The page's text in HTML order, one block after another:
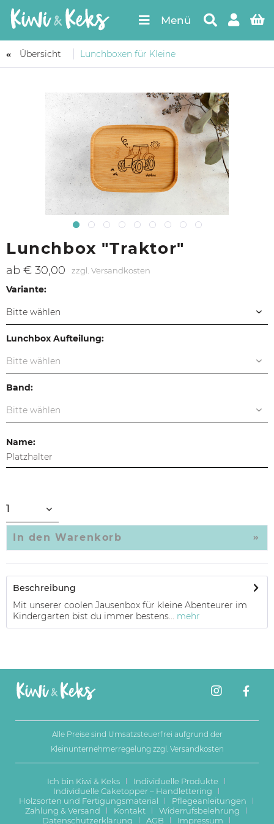
Menü
Übersicht Lunchboxen für Kleine
Lunchbox "Traktor"
ab € 30,00 zzgl. Versandkosten
Variante:
Lunchbox Aufteilung:
Band:
Name:
In den Warenkorb
Beschreibung
Mit unserer coolen Jausenbox für kleine Abenteurer im
Kindergarten bist du immer bestens... mehr
Alle Preise sind Umsatzsteuerfrei aufgrund der
Kleinunternehmerregelung zzgl. Versandkosten
Ich bin Kiwi & Keks
Individuelle Produkte
Individuelle Caketopper – Handlettering
Holzsorten und Fertigungsmaterial
Pflegeanleitungen
Zahlung & Versand
Kontakt
Widerrufsbelehrung
Datenschutzerklärung
AGB Impressum